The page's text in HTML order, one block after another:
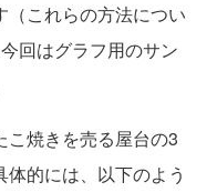
（これらの方法につい
回はグラフ用のサン
焼きを売る屋台の3
的には、以下のよう